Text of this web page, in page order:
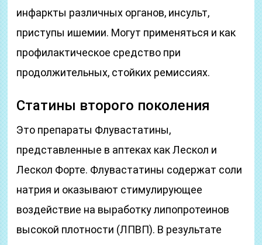
инфаркты различных органов, инсульт,
приступы ишемии. Могут применяться и как
профилактическое средство при
продолжительных, стойких ремиссиях.
Статины второго поколения
Это препараты Флувастатины,
представленные в аптеках как Лескол и
Лескол Форте. Флувастатины содержат соли
натрия и оказывают стимулирующее
воздействие на выработку липопротеинов
высокой плотности (ЛПВП). В результате